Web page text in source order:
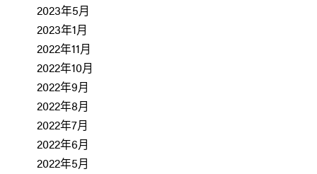
2023年5月
2023年1月
2022年11月
2022年10月
2022年9月
2022年8月
2022年7月
2022年6月
2022年5月